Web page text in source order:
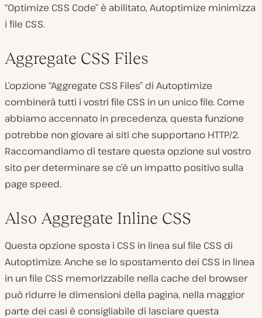
“Optimize CSS Code” è abilitato, Autoptimize minimizza
i file CSS.
Aggregate CSS Files
L’opzione “Aggregate CSS Files” di Autoptimize
combinerà tutti i vostri file CSS in un unico file. Come
abbiamo accennato in precedenza, questa funzione
potrebbe non giovare ai siti che supportano HTTP/2.
Raccomandiamo di testare questa opzione sul vostro
sito per determinare se c’è un impatto positivo sulla
page speed.
Also Aggregate Inline CSS
Questa opzione sposta i CSS in linea sul file CSS di
Autoptimize. Anche se lo spostamento dei CSS in linea
in un file CSS memorizzabile nella cache del browser
può ridurre le dimensioni della pagina, nella maggior
parte dei casi è consigliabile di lasciare questa